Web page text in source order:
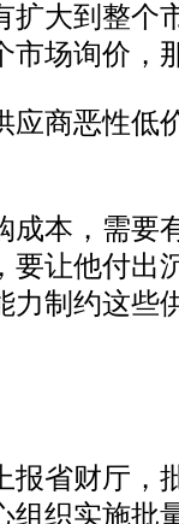
扩大到整个
市场询价，
商恶性低
本，需要
让他付出
力制约这些
省财厅，
组织实施批